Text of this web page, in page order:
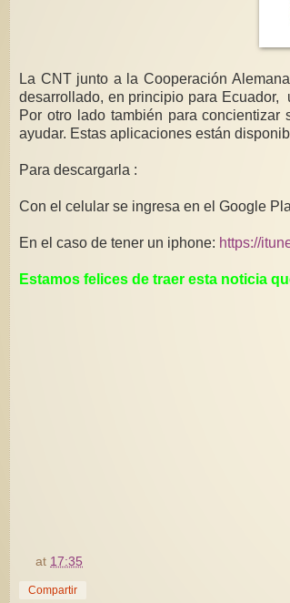
La CNT junto a la Cooperación
desarrollado, en principio para Ecuador,
Por otro lado también para
ayudar. Estas aplicaciones están
Para descargarla :
Con el celular se ingresa en el Google
En el caso de tener un iphone: https://
Estamos felices de traer esta noticia
at 17:35
Compartir